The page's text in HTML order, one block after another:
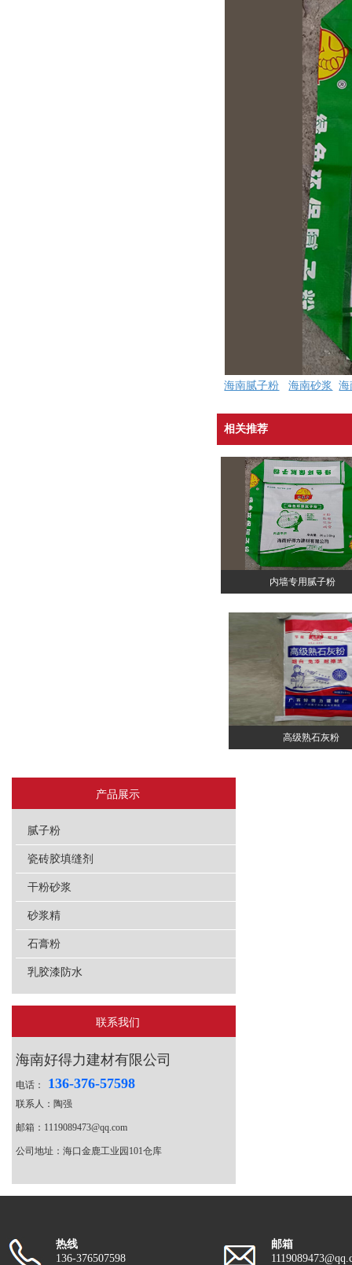
海南腻子粉 海南砂浆 海
相关推荐
内墙专用腻子粉
高级熟石灰粉
产品展示
腻子粉
瓷砖胶填缝剂
干粉砂浆
砂浆精
石膏粉
乳胶漆防水
联系我们
海南好得力建材有限公司
电话： 136-376-57598
联系人：陶强
邮箱：1119089473@qq.com
公司地址：海口金鹿工业园101仓库
热线
136-376507598
邮箱